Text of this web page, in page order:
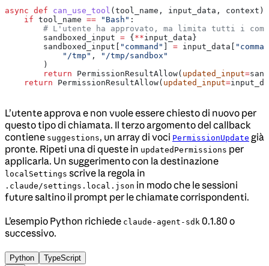
async def can_use_tool ( tool_name , input_data , context ):
    if
tool_name == "Bash" :
# L'utente ha approvato, ma limita tutti i
        sandboxed_input
= { **input_data}
        sandboxed_input[
"command" = input_data[
            "/tmp"
,
"/tmp/sandbox"
        )
        return
PermissionResultAllow( updated_input=
    return
PermissionResultAllow( updated_input=
L’utente approva e non vuole essere chiesto di nuovo per
questo tipo di chiamata. Il terzo argomento del callback
contiene suggestions, un array di voci PermissionUpdate già
pronte. Ripeti una di queste in updatedPermissions per
applicarla. Un suggerimento con la destinazione
localSettings scrive la regola in
.claude/settings.local.json in modo che le sessioni
future saltino il prompt per le chiamate corrispondenti.
L’esempio Python richiede claude-agent-sdk 0.1.80 o
successivo.
Python TypeScript